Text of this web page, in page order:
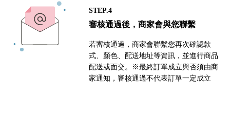
STEP.4
審核通過後，商家會與您聯繫
若審核通過，商家會聯繫您再次確認款
式、顏色、配送地址等資訊，並進行商品
配送或面交。※最終訂單成立與否須由商
家通知，審核通過不代表訂單一定成立